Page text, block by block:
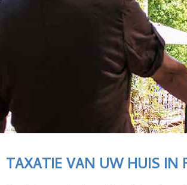
TAXATIE VAN UW HUIS IN